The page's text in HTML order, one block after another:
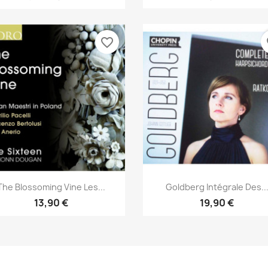
Aperçu rapide
Blossoming Vine Les...
13,90 €
favorite_border
Aperçu rapide
Goldberg Intégrale Des...
19,90 €